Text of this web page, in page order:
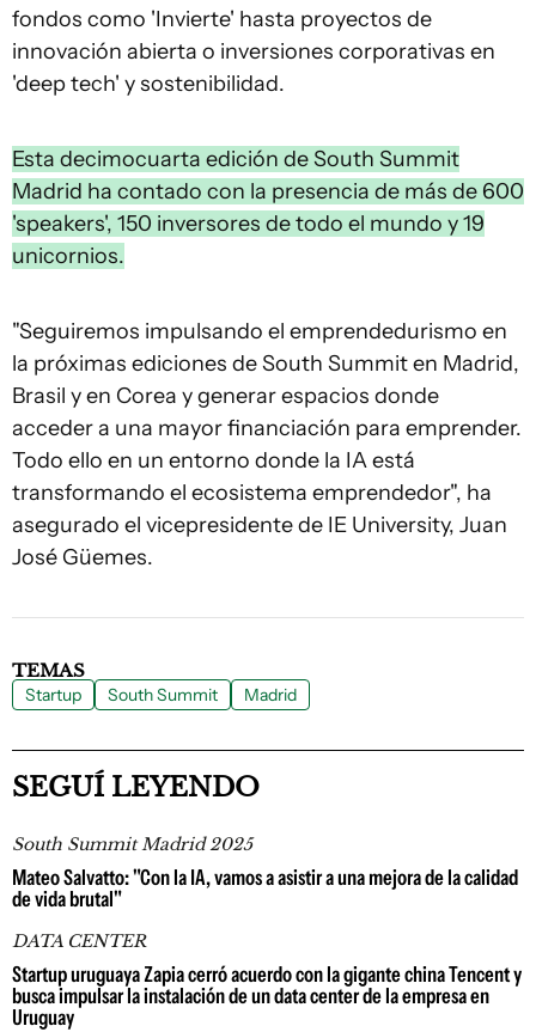
fondos como 'Invierte' hasta proyectos de
innovación abierta o inversiones corporativas en
'deep tech' y sostenibilidad.
Esta decimocuarta edición de South Summit
Madrid ha contado con la presencia de más de 600
'speakers', 150 inversores de todo el mundo y 19
unicornios.
"Seguiremos impulsando el emprendedurismo en
la próximas ediciones de South Summit en Madrid,
Brasil y en Corea y generar espacios donde
acceder a una mayor financiación para emprender.
Todo ello en un entorno donde la IA está
transformando el ecosistema emprendedor", ha
asegurado el vicepresidente de IE University, Juan
José Güemes.
TEMAS
Startup South Summit Madrid
SEGUÍ LEYENDO
South Summit Madrid 2025
Mateo Salvatto: "Con la IA, vamos a asistir a una mejora de la calidad
de vida brutal"
DATA CENTER
Startup uruguaya Zapia cerró acuerdo con la gigante china Tencent y
busca impulsar la instalación de un data center de la empresa en
Uruguay